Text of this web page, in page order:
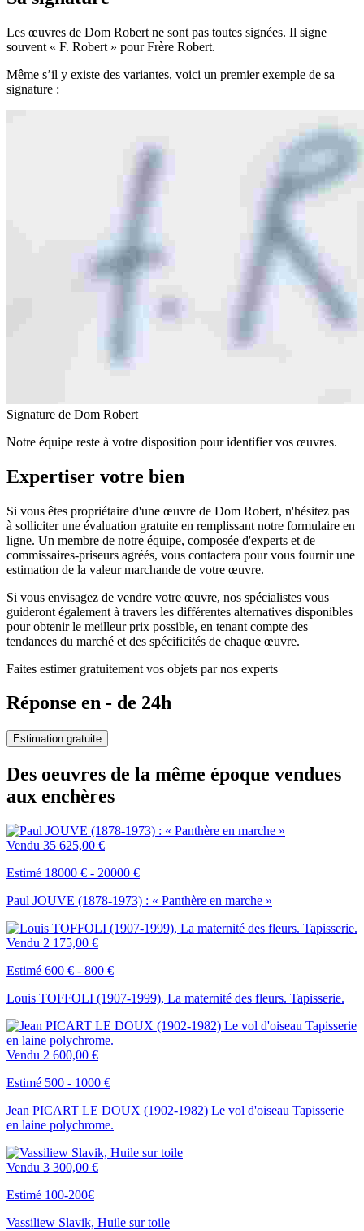
Les œuvres de Dom Robert ne sont pas toutes signées. Il signe
souvent « F. Robert » pour Frère Robert.
Même s’il y existe des variantes, voici un premier exemple de sa
signature :
Signature de Dom Robert
Notre équipe reste à votre disposition pour identifier vos œuvres.
Expertiser votre bien
Si vous êtes propriétaire d'une œuvre de Dom Robert, n'hésitez pas
à solliciter une évaluation gratuite en remplissant notre formulaire en
ligne. Un membre de notre équipe, composée d'experts et de
commissaires-priseurs agréés, vous contactera pour vous fournir une
estimation de la valeur marchande de votre œuvre.
Si vous envisagez de vendre votre œuvre, nos spécialistes vous
guideront également à travers les différentes alternatives disponibles
pour obtenir le meilleur prix possible, en tenant compte des
tendances du marché et des spécificités de chaque œuvre.
Faites estimer gratuitement vos objets par nos experts
Réponse en - de 24h
Estimation gratuite
Des oeuvres de la même époque vendues
aux enchères
Vendu 35 625,00 €
Estimé 18000 € - 20000 €
Paul JOUVE (1878-1973) : « Panthère en marche »
Vendu 2 175,00 €
Estimé 600 € - 800 €
Louis TOFFOLI (1907-1999), La maternité des fleurs. Tapisserie.
Vendu 2 600,00 €
Estimé 500 - 1000 €
Jean PICART LE DOUX (1902-1982) Le vol d'oiseau Tapisserie
en laine polychrome.
Vendu 3 300,00 €
Estimé 100-200€
Vassiliew Slavik, Huile sur toile